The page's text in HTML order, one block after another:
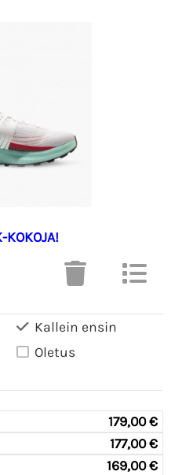
KOKOJA!
Kallein ensin
Oletus
179,00 €
177,00 €
169,00 €